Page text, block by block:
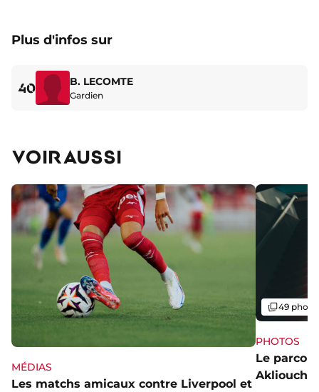
Plus d'infos sur
40 B. LECOMTE
Gardien
VOIR AUSSI
MÉDIAS
Les matchs amicaux contre Liverpool et
PHOTOS
Le
Akliouche
Galerie
49